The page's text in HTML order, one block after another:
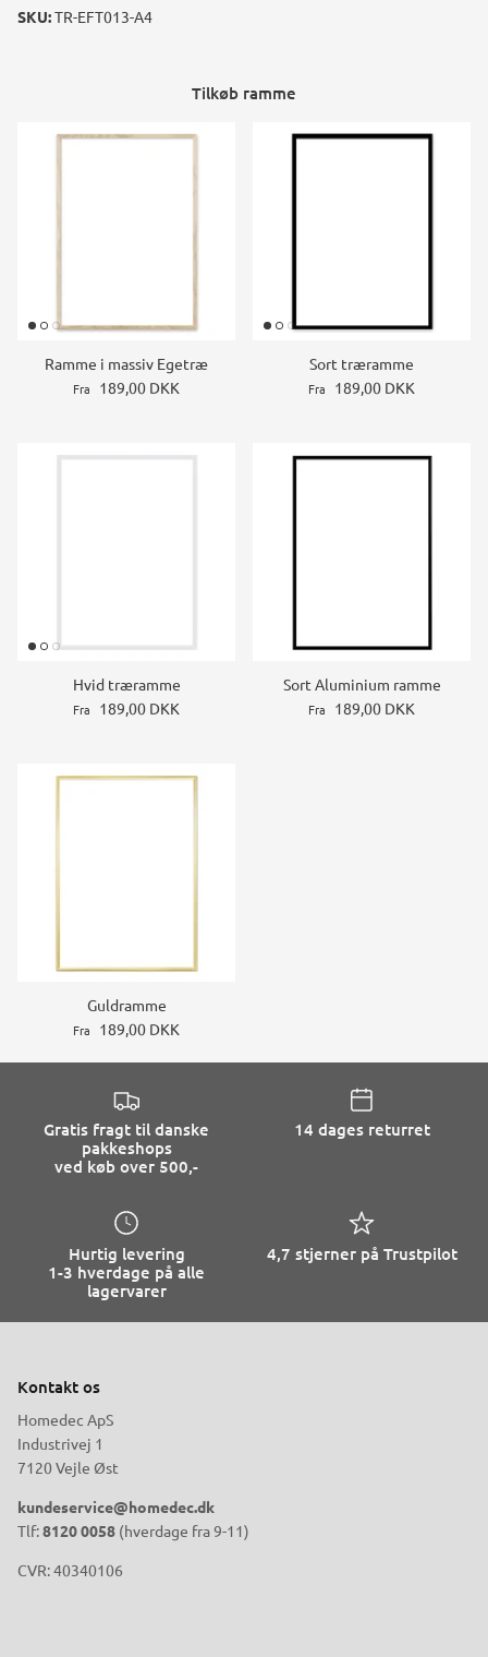
SKU:TR-EFT013-A4
Tilkøb ramme
Ramme i massiv Egetræ
Fra 189,00 DKK
Sort træramme
Fra 189,00 DKK
Hvid træramme
Fra 189,00 DKK
Sort Aluminium ramme
Fra 189,00 DKK
Guldramme
Fra 189,00 DKK
Gratis fragt til danske
pakkeshops
ved køb over 500,-
14 dages returret
Hurtig levering
1-3 hverdage på alle
lagervarer
4,7 stjerner på Trustpilot
Kontakt os
Homedec ApS
Industrivej 1
7120 Vejle Øst
kundeservice@homedec.dk
Tlf:8120 0058 (hverdage fra 9-11)
CVR: 40340106